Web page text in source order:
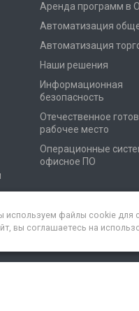
Аренда программ в
Автоматизация
Автоматизация
Наши решения
Информационная
безопасность
Отечественное
рабочее место
Операционные
офисное ПО
используем файлы cookie для
вы соглашаетесь на